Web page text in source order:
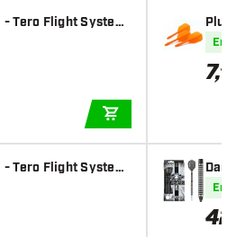
- Tero Flight System
- Tero Flight System
En
7,35
de
En
42